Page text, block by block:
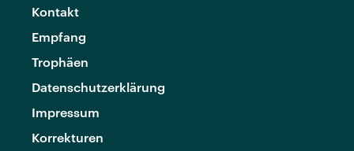
Kontakt
Empfang
Trophäen
Datenschutzerklärung
Impressum
Korrekturen